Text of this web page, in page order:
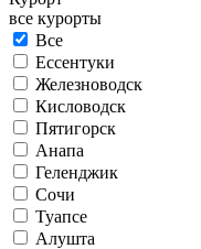
все курорты
Все
Ессентуки
Железноводск
Кисловодск
Пятигорск
Анапа
Геленджик
Сочи
Туапсе
Алушта